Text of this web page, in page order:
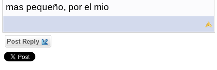
mas pequeño, por el mio
Post Reply